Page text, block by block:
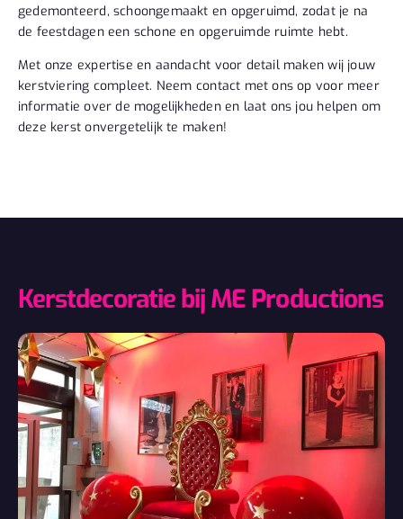
gedemonteerd, schoongemaakt en opgeruimd, zodat je na
de feestdagen een schone en opgeruimde ruimte hebt.
Met onze expertise en aandacht voor detail maken wij jouw
kerstviering compleet. Neem contact met ons op voor meer
informatie over de mogelijkheden en laat ons jou helpen om
deze kerst onvergetelijk te maken!
Kerstdecoratie bij ME Productions